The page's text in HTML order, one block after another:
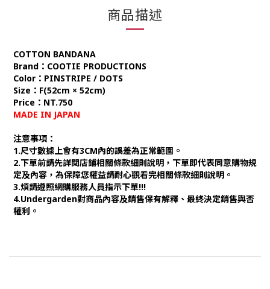
商品描述
COTTON BANDANA
Brand：COOTIE PRODUCTIONS
Color：PINSTRIPE / DOTS
Size：F(52cm × 52cm)
Price：NT.750
MADE IN JAPAN
注意事項：
1.尺寸數據上會有3CM內的誤差為正常範圍。
2.下單前請先詳閱店鋪相關條款細則說明，下單即代表同意購物規
定及內容，為保障您權益請耐心觀看完相關條款細則說明。
3.煩請遵照網購服務人員指示下單!!!
4.Undergarden對商品內容及銷售保有解釋、最終決定銷售與否
權利。